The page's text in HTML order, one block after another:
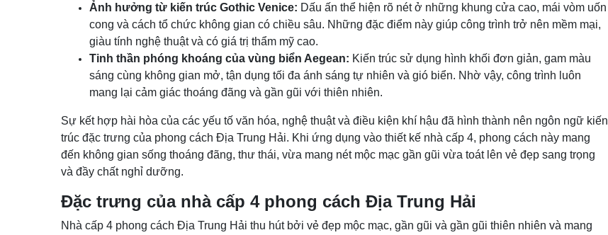
Ảnh hưởng từ kiến trúc Gothic Venice: Dấu ấn thể hiện rõ nét ở những khung cửa cao, mái vòm uốn
cong và cách tổ chức không gian có chiều sâu. Những đặc điểm này giúp công trình trở nên mềm mại,
giàu tính nghệ thuật và có giá trị thẩm mỹ cao.
Tinh thần phóng khoáng của vùng biển Aegean: Kiến trúc sử dụng hình khối đơn giản, gam màu
sáng cùng không gian mở, tận dụng tối đa ánh sáng tự nhiên và gió biển. Nhờ vậy, công trình luôn
mang lại cảm giác thoáng đãng và gần gũi với thiên nhiên.
Sự kết hợp hài hòa của các yếu tố văn hóa, nghệ thuật và điều kiện khí hậu đã hình thành nên ngôn ngữ kiến
trúc đặc trưng của phong cách Địa Trung Hải. Khi ứng dụng vào thiết kế nhà cấp 4, phong cách này mang
đến không gian sống thoáng đãng, thư thái, vừa mang nét mộc mạc gần gũi vừa toát lên vẻ đẹp sang trọng
và đầy chất nghỉ dưỡng.
Đặc trưng của nhà cấp 4 phong cách Địa Trung Hải
Nhà cấp 4 phong cách Địa Trung Hải thu hút bởi vẻ đẹp mộc mạc, gần gũi và gần gũi thiên nhiên và mang